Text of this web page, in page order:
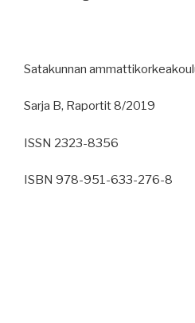
Satakunnan
Sarja B, Raportit 8/2019
ISSN 2323-8356
ISBN 978-951-633-276-8